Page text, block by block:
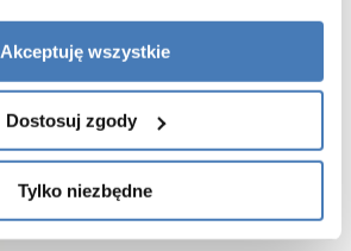
Akceptuję wszystkie
Dostosuj zgody
Tylko niezbędne